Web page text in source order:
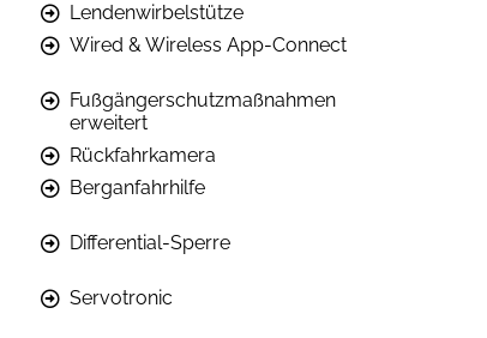
Lendenwirbelstütze
Wired & Wireless App-Connect
Fußgängerschutzmaßnahmen
erweitert
Rückfahrkamera
Berganfahrhilfe
Differential-Sperre
Servotronic